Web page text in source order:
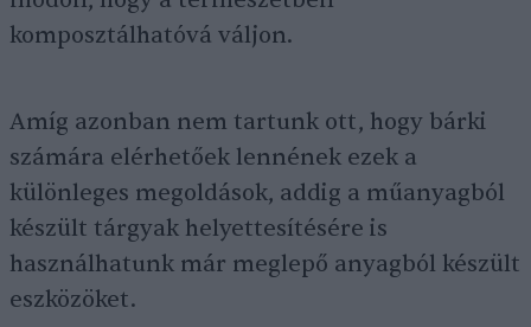
komposztálhatóvá váljon.
Amíg azonban nem tartunk ott, hogy bárki
számára elérhetőek lennének ezek a
különleges megoldások, addig a műanyagból
készült tárgyak helyettesítésére is
használhatunk már meglepő anyagból készült
eszközöket.